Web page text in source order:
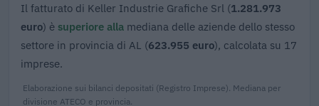
Il fatturato di Keller Industrie Grafiche Srl (1.281.973
euro) è superiore alla mediana delle aziende dello stesso
settore in provincia di AL (623.955 euro), calcolata su 17
imprese.
Elaborazione sui bilanci depositati (Registro Imprese). Mediana per
divisione ATECO e provincia.